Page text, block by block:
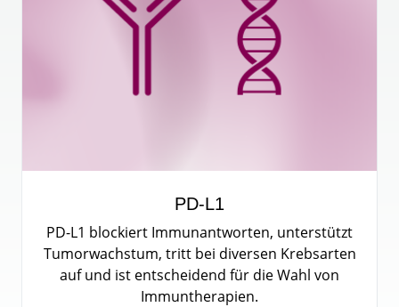
PD-L1
PD-L1 blockiert Immunantworten, unterstützt
Tumorwachstum, tritt bei diversen Krebsarten
auf und ist entscheidend für die Wahl von
Immuntherapien.